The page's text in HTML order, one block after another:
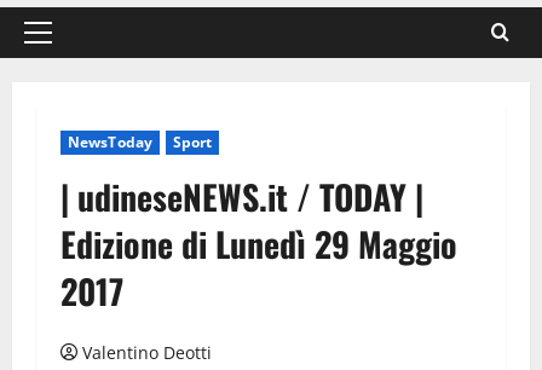
Menu
NewsToday Sport
| udineseNEWS.it / TODAY |
Edizione di Lunedì 29 Maggio
2017
Valentino Deotti